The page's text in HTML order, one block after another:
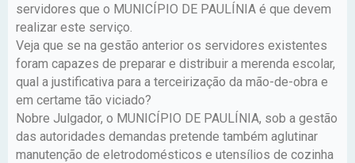
servidores que o MUNICÍPIO DE PAULÍNIA é que devem
realizar este serviço.
Veja que se na gestão anterior os servidores existentes
foram capazes de preparar e distribuir a merenda escolar,
qual a justificativa para a terceirização da mão-de-obra e
em certame tão viciado?
Nobre Julgador, o MUNICÍPIO DE PAULÍNIA, sob a gestão
das autoridades demandas pretende também aglutinar
manutenção de eletrodomésticos e utensílios de cozinha